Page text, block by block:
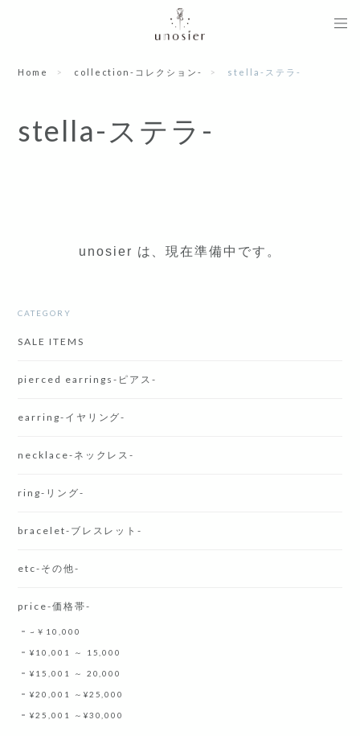
Home collection-コレクション- stella-ステラ-
stella-ステラ-
unosier は、現在準備中です。
CATEGORY
SALE ITEMS
pierced earrings-ピアス-
earring-イヤリング-
necklace-ネックレス-
ring-リング-
bracelet-ブレスレット-
etc-その他-
price-価格帯-
~￥10,000
¥10,001 ～ 15,000
¥15,001 ～ 20,000
¥20,001 ～¥25,000
¥25,001 ～¥30,000